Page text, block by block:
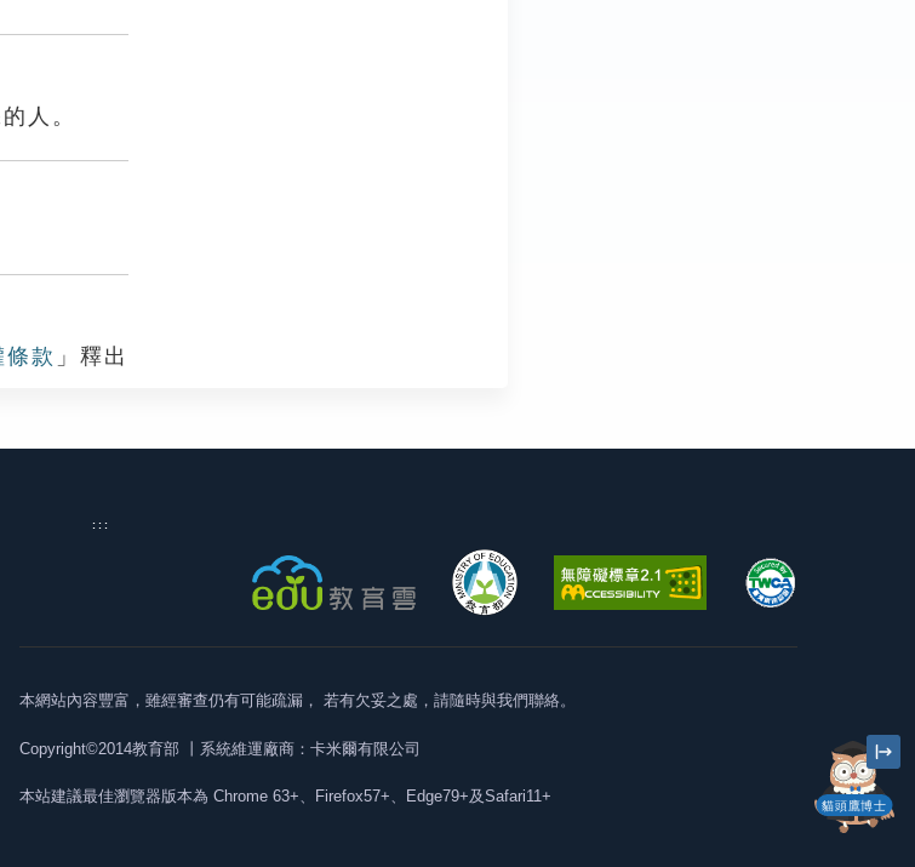
人。
款 」釋出
貓頭鷹博士
:::
本網站內容豐富，雖經審查仍有可能疏漏， 若有欠妥之處，請隨時與我們聯絡。
Copyright©2014教育部 丨系統維運廠商：卡米爾有限公司
本站建議最佳瀏覽器版本為 Chrome 63+、Firefox57+、Edge79+及Safari11+